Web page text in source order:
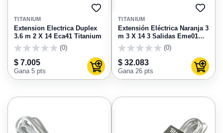
AGREGAR
FAVORITOS
TITANIUM
Extension Electrica Duplex
3.6 m 2 X 14 Eca41 Titanium
(0)
$ 7.005
Gana 5 pts Agregar al carrito
TITANIUM
Extensión Eléctrica Naranja 3
m 3 X 14 3 Salidas Eme01
Titanium
(0)
$ 32.083
Gana 26 pts